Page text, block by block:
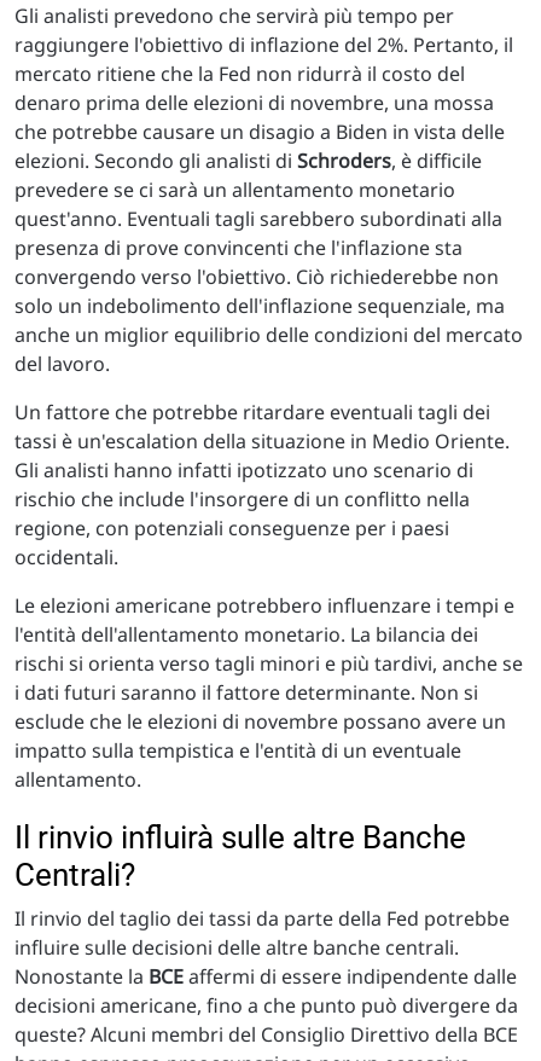
Gli analisti prevedono che servirà più tempo per
raggiungere l'obiettivo di inflazione del 2%. Pertanto, il
mercato ritiene che la Fed non ridurrà il costo del
denaro prima delle elezioni di novembre, una mossa
che potrebbe causare un disagio a Biden in vista delle
elezioni. Secondo gli analisti di Schroders, è difficile
prevedere se ci sarà un allentamento monetario
quest'anno. Eventuali tagli sarebbero subordinati alla
presenza di prove convincenti che l'inflazione sta
convergendo verso l'obiettivo. Ciò richiederebbe non
solo un indebolimento dell'inflazione sequenziale, ma
anche un miglior equilibrio delle condizioni del mercato
del lavoro.
Un fattore che potrebbe ritardare eventuali tagli dei
tassi è un'escalation della situazione in Medio Oriente.
Gli analisti hanno infatti ipotizzato uno scenario di
rischio che include l'insorgere di un conflitto nella
regione, con potenziali conseguenze per i paesi
occidentali.
Le elezioni americane potrebbero influenzare i tempi e
l'entità dell'allentamento monetario. La bilancia dei
rischi si orienta verso tagli minori e più tardivi, anche se
i dati futuri saranno il fattore determinante. Non si
esclude che le elezioni di novembre possano avere un
impatto sulla tempistica e l'entità di un eventuale
allentamento.
Il rinvio influirà sulle altre Banche
Centrali?
Il rinvio del taglio dei tassi da parte della Fed potrebbe
influire sulle decisioni delle altre banche centrali.
Nonostante la BCEaffermi di essere indipendente dalle
decisioni americane, fino a che punto può divergere da
queste? Alcuni membri del Consiglio Direttivo della BCE